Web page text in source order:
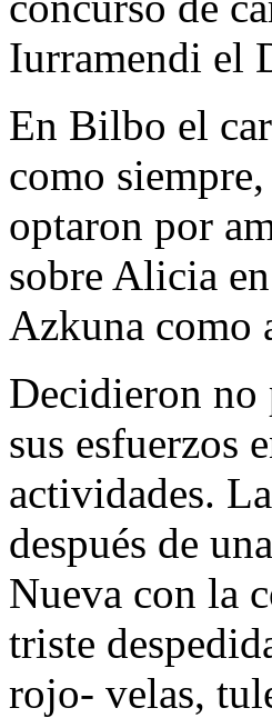
Iurramendi el
En Bilbo el
como
optaron por
sobre Alicia
Azkuna como
Decidieron no
sus esfuerzos
actividades.
después de
Nueva con la
triste
rojo- velas,